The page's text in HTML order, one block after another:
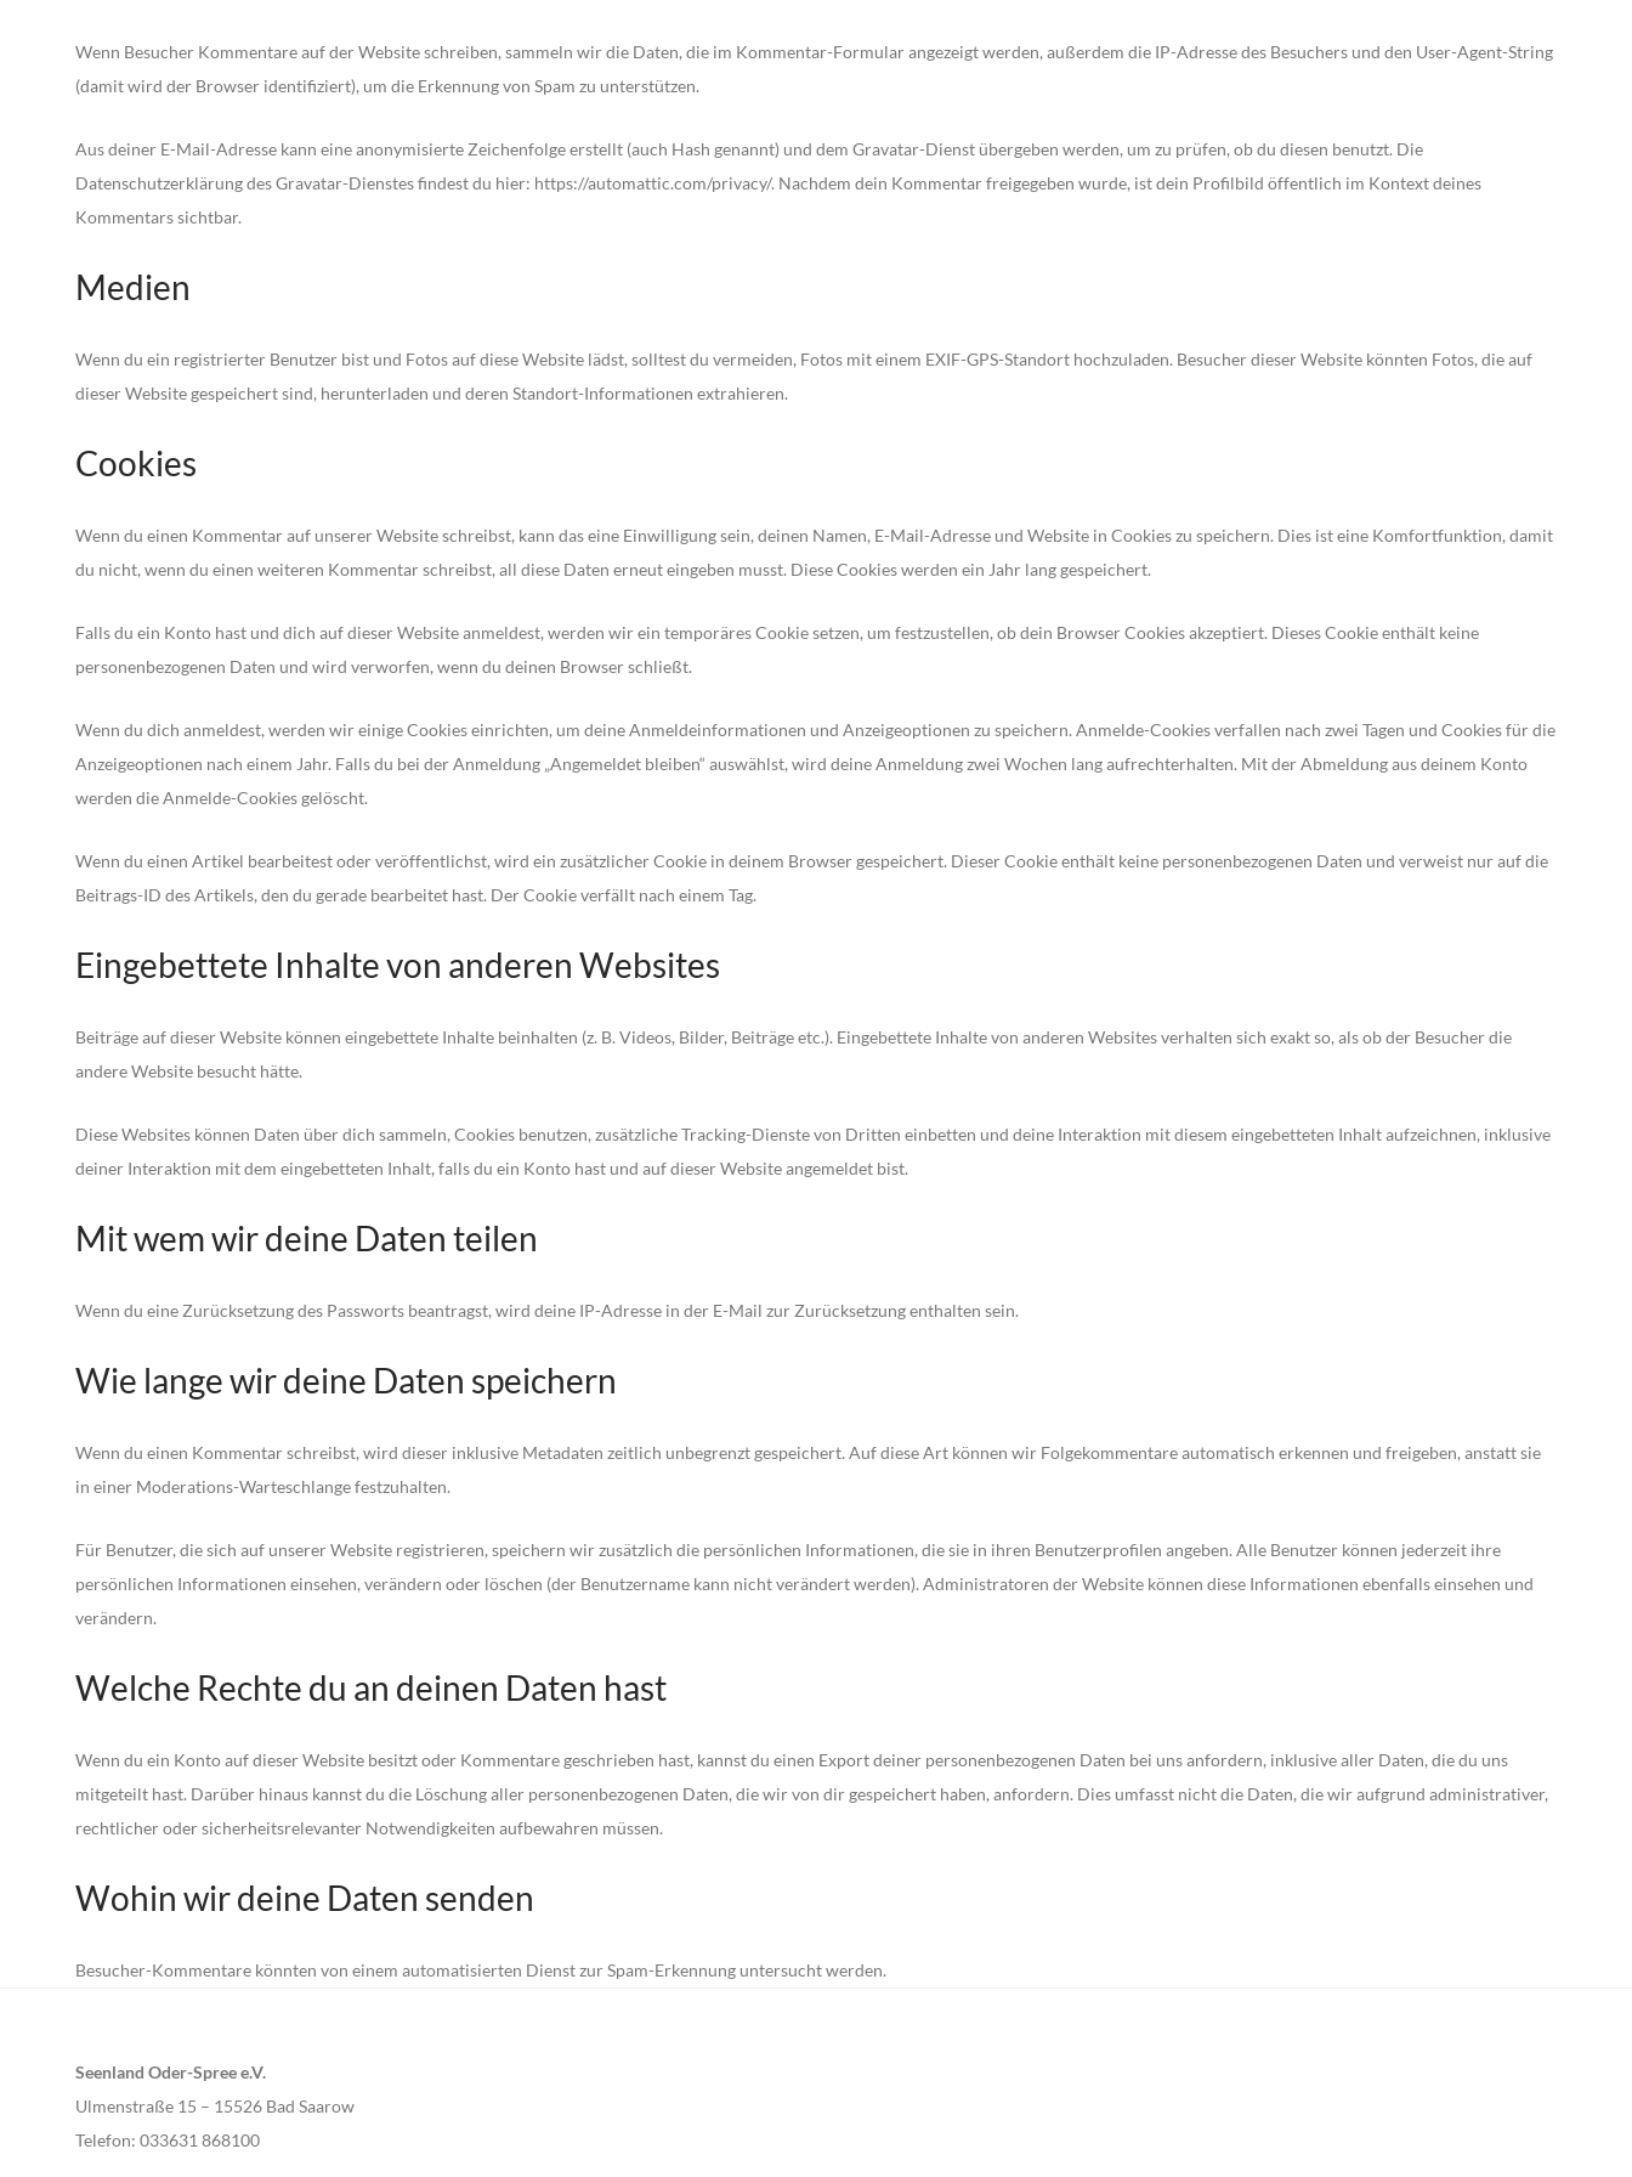
Wenn Besucher Kommentare auf der Website schreiben, sammeln wir die Daten, die im Kommentar-Formular angezeigt werden, außerdem die IP-Adresse des Besuchers und den User-Agent-String
(damit wird der Browser identifiziert), um die Erkennung von Spam zu unterstützen.
Aus deiner E-Mail-Adresse kann eine anonymisierte Zeichenfolge erstellt (auch Hash genannt) und dem Gravatar-Dienst übergeben werden, um zu prüfen, ob du diesen benutzt. Die
Datenschutzerklärung des Gravatar-Dienstes findest du hier: https://automattic.com/privacy/. Nachdem dein Kommentar freigegeben wurde, ist dein Profilbild öffentlich im Kontext deines
Kommentars sichtbar.
Medien
Wenn du ein registrierter Benutzer bist und Fotos auf diese Website lädst, solltest du vermeiden, Fotos mit einem EXIF-GPS-Standort hochzuladen. Besucher dieser Website könnten Fotos, die auf
dieser Website gespeichert sind, herunterladen und deren Standort-Informationen extrahieren.
Cookies
Wenn du einen Kommentar auf unserer Website schreibst, kann das eine Einwilligung sein, deinen Namen, E-Mail-Adresse und Website in Cookies zu speichern. Dies ist eine Komfortfunktion, damit
du nicht, wenn du einen weiteren Kommentar schreibst, all diese Daten erneut eingeben musst. Diese Cookies werden ein Jahr lang gespeichert.
Falls du ein Konto hast und dich auf dieser Website anmeldest, werden wir ein temporäres Cookie setzen, um festzustellen, ob dein Browser Cookies akzeptiert. Dieses Cookie enthält keine
personenbezogenen Daten und wird verworfen, wenn du deinen Browser schließt.
Wenn du dich anmeldest, werden wir einige Cookies einrichten, um deine Anmeldeinformationen und Anzeigeoptionen zu speichern. Anmelde-Cookies verfallen nach zwei Tagen und Cookies für die
Anzeigeoptionen nach einem Jahr. Falls du bei der Anmeldung „Angemeldet bleiben“ auswählst, wird deine Anmeldung zwei Wochen lang aufrechterhalten. Mit der Abmeldung aus deinem Konto
werden die Anmelde-Cookies gelöscht.
Wenn du einen Artikel bearbeitest oder veröffentlichst, wird ein zusätzlicher Cookie in deinem Browser gespeichert. Dieser Cookie enthält keine personenbezogenen Daten und verweist nur auf die
Beitrags-ID des Artikels, den du gerade bearbeitet hast. Der Cookie verfällt nach einem Tag.
Eingebettete Inhalte von anderen Websites
Beiträge auf dieser Website können eingebettete Inhalte beinhalten (z. B. Videos, Bilder, Beiträge etc.). Eingebettete Inhalte von anderen Websites verhalten sich exakt so, als ob der Besucher die
andere Website besucht hätte.
Diese Websites können Daten über dich sammeln, Cookies benutzen, zusätzliche Tracking-Dienste von Dritten einbetten und deine Interaktion mit diesem eingebetteten Inhalt aufzeichnen, inklusive
deiner Interaktion mit dem eingebetteten Inhalt, falls du ein Konto hast und auf dieser Website angemeldet bist.
Mit wem wir deine Daten teilen
Wenn du eine Zurücksetzung des Passworts beantragst, wird deine IP-Adresse in der E-Mail zur Zurücksetzung enthalten sein.
Wie lange wir deine Daten speichern
Wenn du einen Kommentar schreibst, wird dieser inklusive Metadaten zeitlich unbegrenzt gespeichert. Auf diese Art können wir Folgekommentare automatisch erkennen und freigeben, anstatt sie
in einer Moderations-Warteschlange festzuhalten.
Für Benutzer, die sich auf unserer Website registrieren, speichern wir zusätzlich die persönlichen Informationen, die sie in ihren Benutzerprofilen angeben. Alle Benutzer können jederzeit ihre
persönlichen Informationen einsehen, verändern oder löschen (der Benutzername kann nicht verändert werden). Administratoren der Website können diese Informationen ebenfalls einsehen und
verändern.
Welche Rechte du an deinen Daten hast
Wenn du ein Konto auf dieser Website besitzt oder Kommentare geschrieben hast, kannst du einen Export deiner personenbezogenen Daten bei uns anfordern, inklusive aller Daten, die du uns
mitgeteilt hast. Darüber hinaus kannst du die Löschung aller personenbezogenen Daten, die wir von dir gespeichert haben, anfordern. Dies umfasst nicht die Daten, die wir aufgrund administrativer,
rechtlicher oder sicherheitsrelevanter Notwendigkeiten aufbewahren müssen.
Wohin wir deine Daten senden
Besucher-Kommentare könnten von einem automatisierten Dienst zur Spam-Erkennung untersucht werden.
Seenland Oder-Spree e.V.
Ulmenstraße 15 – 15526 Bad Saarow
Telefon: 033631 868100